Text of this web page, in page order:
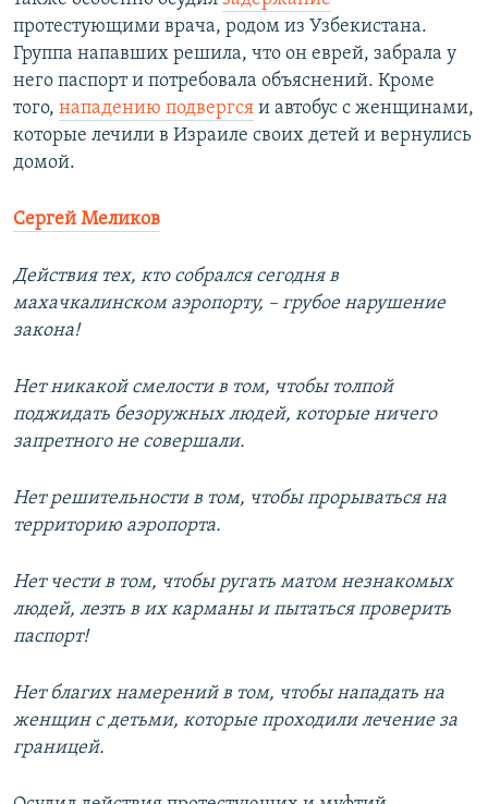
протестующими врача, родом из Узбекистана.
Группа напавших решила, что он еврей, забрала у
него паспорт и потребовала объяснений. Кроме
того, нападению подвергся и автобус с женщинами,
которые лечили в Израиле своих детей и вернулись
домой.
Сергей Меликов
Действия тех, кто собрался сегодня в
махачкалинском аэропорту, – грубое нарушение
закона!
Нет никакой смелости в том, чтобы толпой
поджидать безоружных людей, которые ничего
запретного не совершали.
Нет решительности в том, чтобы прорываться на
территорию аэропорта.
Нет чести в том, чтобы ругать матом незнакомых
людей, лезть в их карманы и пытаться проверить
паспорт!
Нет благих намерений в том, чтобы нападать на
женщин с детьми, которые проходили лечение за
границей.